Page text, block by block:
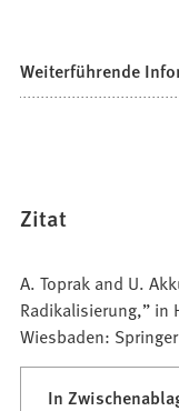
Weiterführende
Zitat
A. Toprak and U.
Radikalisierung,” in
Wiesbaden:
In